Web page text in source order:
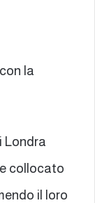
la
Londra
collocato
il loro